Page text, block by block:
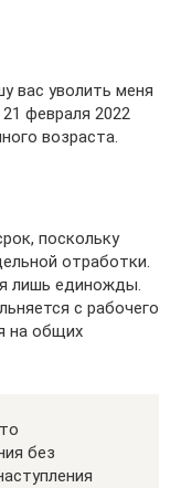
вас уволить меня
февраля 2022
возраста.
поскольку
отработки.
лишь единожды.
с рабочего
на общих
без